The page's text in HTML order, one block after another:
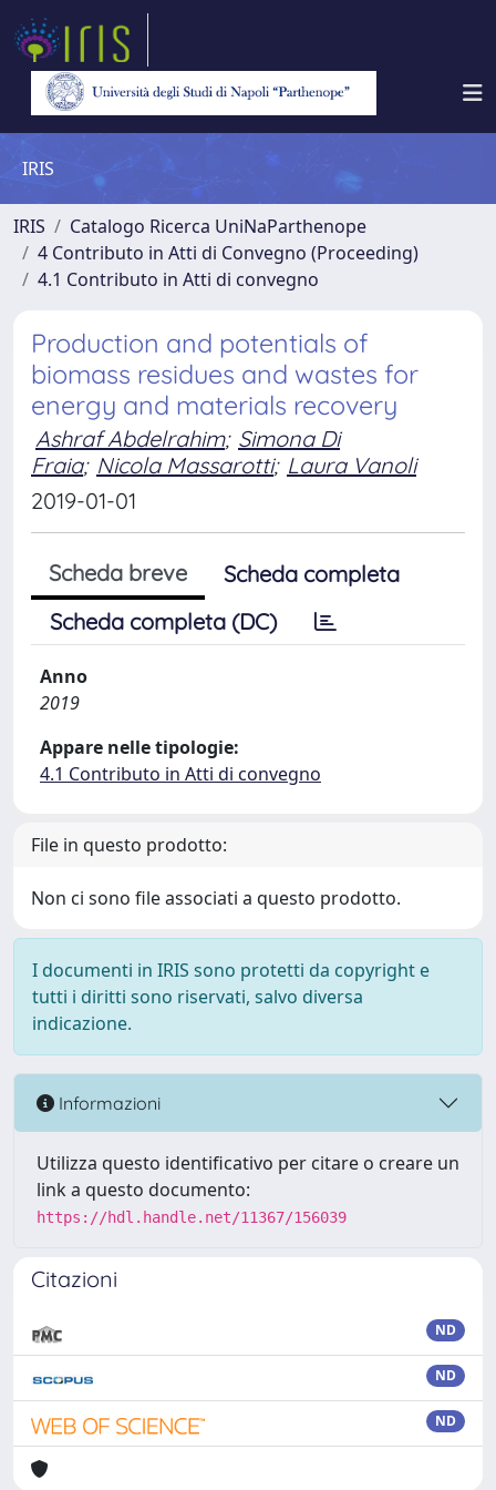
IRIS
IRIS
Catalogo Ricerca UniNaParthenope
4 Contributo in Atti di Convegno (Proceeding)
4.1 Contributo in Atti di convegno
Production and potentials of
biomass residues and wastes for
energy and materials recovery
Ashraf Abdelrahim; Simona Di
Fraia; Nicola Massarotti; Laura Vanoli
2019-01-01
Scheda breve
Scheda completa
Scheda completa (DC)
Anno
2019
Appare nelle tipologie:
4.1 Contributo in Atti di convegno
File in questo prodotto:
Non ci sono file associati a questo prodotto.
I documenti in IRIS sono protetti da copyright e
tutti i diritti sono riservati, salvo diversa
indicazione.
Informazioni
Utilizza questo identificativo per citare o creare un
link a questo documento:
https://hdl.handle.net/11367/156039
Citazioni
ND
ND
ND